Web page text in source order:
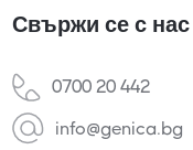
Свържи се с нас
0700 20 442
info@genica.bg